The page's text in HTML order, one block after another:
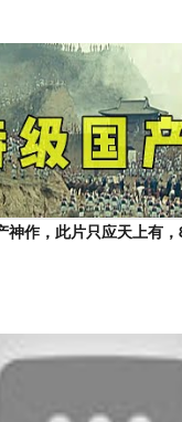
神作，此片只应天上有